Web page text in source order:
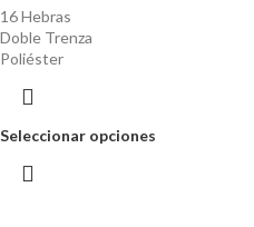
16 Hebras
Doble Trenza
Poliéster
Seleccionar opciones